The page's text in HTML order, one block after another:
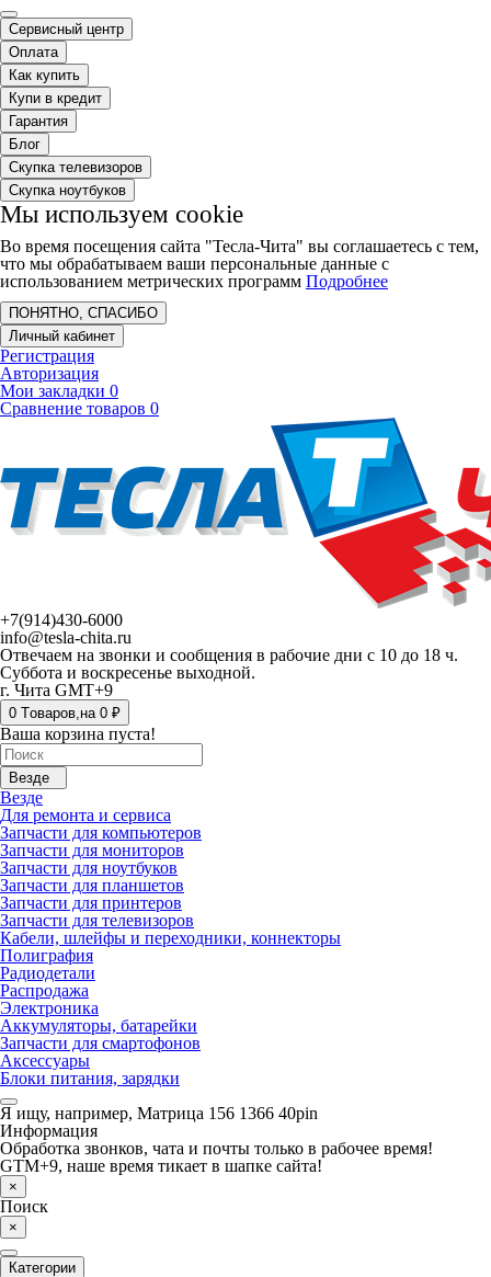
Сервисный центр
Оплата
Как купить
Купи в кредит
Гарантия
Блог
Скупка телевизоров
Скупка ноутбуков
Мы используем cookie
Во время посещения сайта "Тесла-Чита" вы соглашаетесь с тем,
что мы обрабатываем ваши персональные данные с
использованием метрических программ Подробнее
ПОНЯТНО, СПАСИБО
Личный кабинет
Регистрация
Авторизация
Мои закладки 0
Сравнение товаров 0
+7(914)430-6000
info@tesla-chita.ru
Отвечаем на звонки и сообщения в рабочие дни с 10 до 18 ч.
Суббота и воскресенье выходной.
г. Чита GMT+9
0 Tоваров,на 0 ₽
Ваша корзина пуста!
Везде
Везде
Для ремонта и сервиса
Запчасти для компьютеров
Запчасти для мониторов
Запчасти для ноутбуков
Запчасти для планшетов
Запчасти для принтеров
Запчасти для телевизоров
Кабели, шлейфы и переходники, коннекторы
Полиграфия
Радиодетали
Распродажа
Электроника
Аккумуляторы, батарейки
Запчасти для смартофонов
Аксессуары
Блоки питания, зарядки
Я ищу, например, Матрица 156 1366 40pin
Информация
Обработка звонков, чата и почты только в рабочее время!
GTM+9, наше время тикает в шапке сайта!
×
Поиск
×
Категории